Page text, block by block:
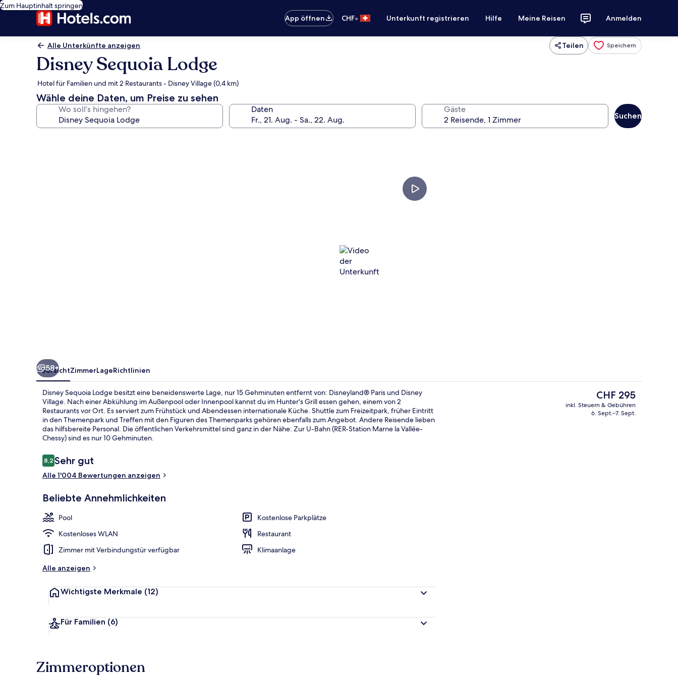
Zum Hauptinhalt springen
App öffnen
CHF• Unterkunft registrieren Hilfe Meine Reisen Anmelden
Alle Unterkünfte anzeigen Teilen Speichern
Disney Sequoia Lodge
Hotel für Familien und mit 2 Restaurants - Disney Village (0,4 km)
Wähle deine Daten, um Preise zu sehen
Wo soll’s hingehen? Daten Gäste
Suchen
Lobby-Lounge Blick von der Unterkunft
58+
ÜbersichtZimmerLageRichtlinien
Disney Sequoia Lodge besitzt eine beneidenswerte Lage, nur 15 Gehminuten entfernt von: Disneyland® Paris und Disney
Village. Nach einer Abkühlung im Außenpool oder Innenpool kannst du im Hunter's Grill essen gehen, einem von 2
Restaurants vor Ort. Es serviert zum Frühstück und Abendessen internationale Küche. Shuttle zum Freizeitpark, früher Eintritt
in den Themenpark und Treffen mit den Figuren des Themenparks gehören ebenfalls zum Angebot. Andere Reisende lieben
das hilfsbereite Personal. Die öffentlichen Verkehrsmittel sind ganz in der Nähe: Zur U-Bahn (RER-Station Marne la Vallée-
Chessy) sind es nur 10 Gehminuten.
Bewertungen
8,28,2 von 10.
Sehr gut
Alle 1'004 Bewertungen anzeigen
Beliebte Annehmlichkeiten
Pool
Kostenlose Parkplätze
Kostenloses WLAN
Restaurant
Zimmer mit Verbindungstür verfügbar
Klimaanlage
Alle anzeigen
Wichtigste Merkmale (12)
Für Familien (6)
Der
aktuelle
Preis
CHF 295
inkl. Steuern & Gebühren
6. Sept.–7. Sept.
Zimmeroptionen